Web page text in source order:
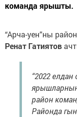
команда ярышты.
“Арча-уен”ны
Ренат Гатиятов
“2022
район
Районда